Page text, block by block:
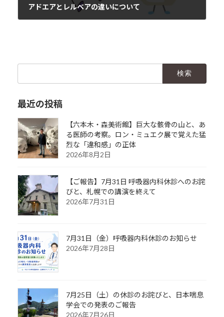
アドエアとレルベアの違いについて
最近の投稿
【六本木・森美術館】巨大な骸骨の山と、あ
る医師の考察。ロン・ミュエク展で覚えた猛
烈な「違和感」の正体
2026年8月2日
【ご報告】7月31日 呼吸器内科休診へのお詫
びと、札幌での講演を終えて
2026年7月31日
7月31日（金）呼吸器内科休診のお知らせ
2026年7月28日
7月25日（土）の休診のお詫びと、日本喘息
学会での発表のご報告
2026年7月26日